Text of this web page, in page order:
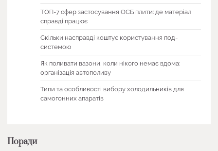
ТОП-7 сфер застосування ОСБ плити: де матеріал
справді працює
Скільки насправді коштує користування под-
системою
Як поливати вазони, коли нікого немає вдома:
організація автополиву
Типи та особливості вибору холодильників для
самогонних апаратів
Поради